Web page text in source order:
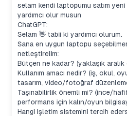
selam kendi laptopumu satım
yardımcı olur musun
ChatGPT:
Selam 👋 tabii ki yardımcı olurum.
Sana en uygun laptopu
netleştirelim:
Bütçen ne kadar? (yaklaşık aralık
Kullanım amacı nedir? (iş, okul,
tasarım, video/fotoğraf
Taşınabilirlik önemli mi? (ince/
performans için kalın/oyun
Hangi işletim sistemini tercih